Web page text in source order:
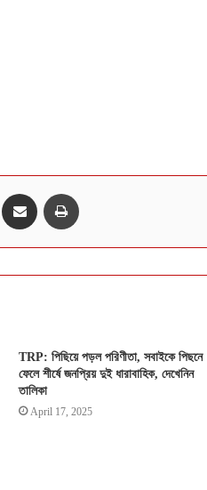
VKontakte Share via Email
TRP: পিছিয়ে পড়ল পরিণীতা, সবাইকে পিছনে
ফেলে শীর্ষে জনপ্রিয় দুই ধারাবাহিক, দেখেনিন
তালিকা
April 17, 2025